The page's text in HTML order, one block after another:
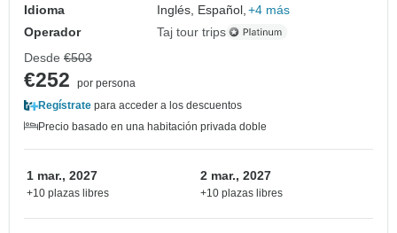
Idioma Inglés, Español, +4 más
Operador
Taj tour trips
Desde €503
€252
por persona
Regístrate para acceder a los descuentos
Precio basado en una habitación privada doble
1 mar., 2027
+10 plazas libres
2 mar., 2027
+10 plazas libres